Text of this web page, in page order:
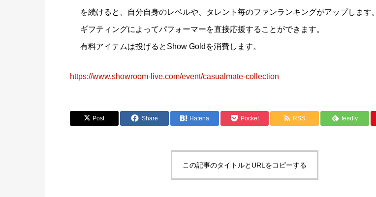
を続けると、自分自身のレベルや、タレント毎のファンランキングがアップします。
ギフティングによってパフォーマーを直接応援することができます。
有料アイテムは投げるとShow Goldを消費します。
https://www.showroom-live.com/event/casualmate-collection
Post Share Hatena Pocket RSS feedly
この記事のタイトルとURLをコピーする